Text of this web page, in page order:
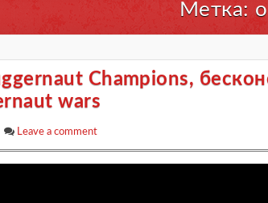
Метка:
Champions,
wars
Leave a comment